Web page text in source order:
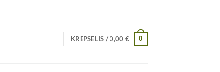
KREPŠELIS /0,00 € 0